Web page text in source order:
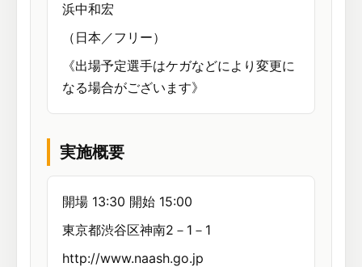
浜中和宏
（日本／フリー）
《出場予定選手はケガなどにより変更に
なる場合がございます》
実施概要
開場 13:30 開始 15:00
東京都渋谷区神南2－1－1
http://www.naash.go.jp